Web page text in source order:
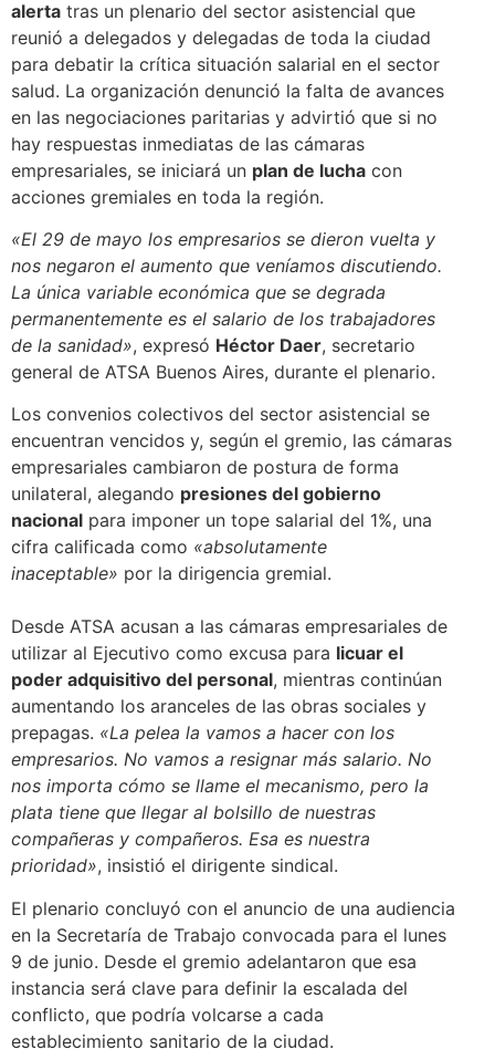
alerta tras un plenario del sector asistencial que
reunió a delegados y delegadas de toda la ciudad
para debatir la crítica situación salarial en el sector
salud. La organización denunció la falta de avances
en las negociaciones paritarias y advirtió que si no
hay respuestas inmediatas de las cámaras
empresariales, se iniciará un plan de lucha con
acciones gremiales en toda la región.
«El 29 de mayo los empresarios se dieron vuelta y
nos negaron el aumento que veníamos discutiendo.
La única variable económica que se degrada
permanentemente es el salario de los trabajadores
de la sanidad», expresó Héctor Daer, secretario
general de ATSA Buenos Aires, durante el plenario.
Los convenios colectivos del sector asistencial se
encuentran vencidos y, según el gremio, las cámaras
empresariales cambiaron de postura de forma
unilateral, alegando presiones del gobierno
nacional para imponer un tope salarial del 1%, una
cifra calificada como «absolutamente
inaceptable» por la dirigencia gremial.
Desde ATSA acusan a las cámaras empresariales de
utilizar al Ejecutivo como excusa para licuar el
poder adquisitivo del personal, mientras continúan
aumentando los aranceles de las obras sociales y
prepagas. «La pelea la vamos a hacer con los
empresarios. No vamos a resignar más salario. No
nos importa cómo se llame el mecanismo, pero la
plata tiene que llegar al bolsillo de nuestras
compañeras y compañeros. Esa es nuestra
prioridad», insistió el dirigente sindical.
El plenario concluyó con el anuncio de una audiencia
en la Secretaría de Trabajo convocada para el lunes
9 de junio. Desde el gremio adelantaron que esa
instancia será clave para definir la escalada del
conflicto, que podría volcarse a cada
establecimiento sanitario de la ciudad.